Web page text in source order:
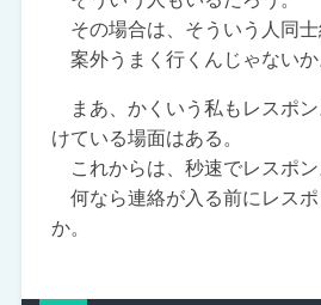
その場合は、そういう人同士
案外うまく行くんじゃないか
まあ、かくいう私もレスポ
けている場面はある。
これからは、秒速でレスポン
何なら連絡が入る前にレスポ
か。